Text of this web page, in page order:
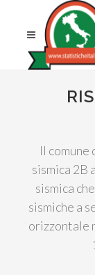
Il comune
sismica 2B
sismica
sismiche a
orizzontale